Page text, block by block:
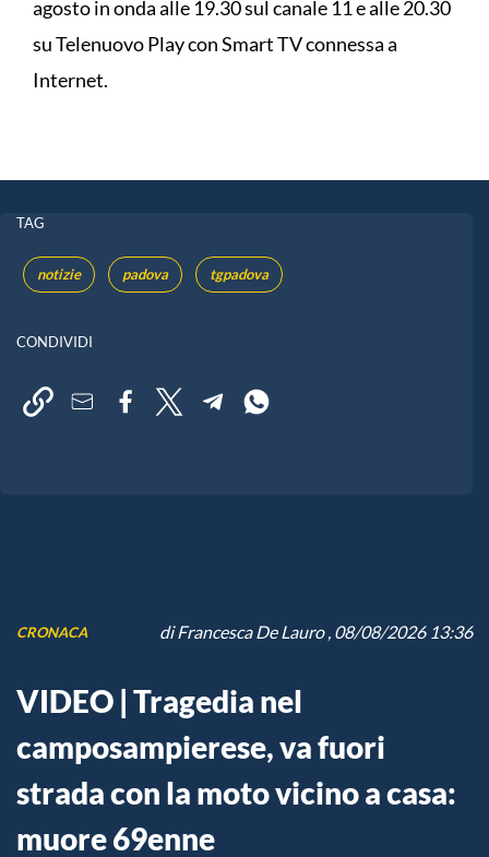
agosto in onda alle 19.30 sul canale 11 e alle 20.30
su Telenuovo Play con Smart TV connessa a
Internet.
TAG
notizie padova tgpadova
CONDIVIDI
CRONACA diFrancesca De Lauro, 08/08/2026 13:36
VIDEO | Tragedia nel
camposampierese, va fuori
strada con la moto vicino a casa:
muore 69enne